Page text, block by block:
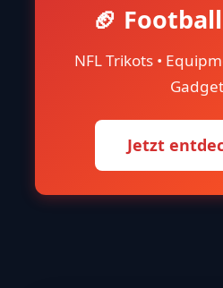
🏈
NFL Trikots •
Jetzt